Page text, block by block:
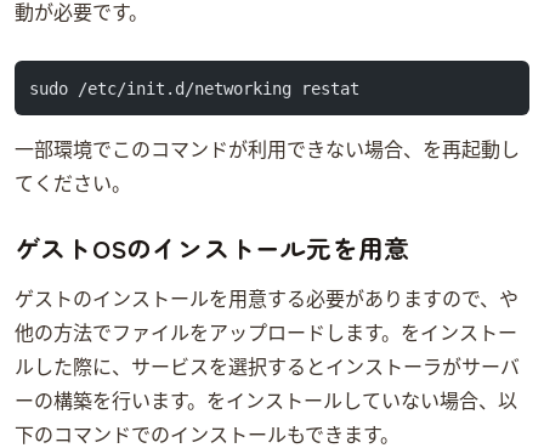
動が必要です。
sudo /etc/init.d/networking restat
一部環境でこのコマンドが利用できない場合、Linxuを再起動し
てください。
ゲストOSのインストール元を用意
ゲストOSのインストールISOを用意する必要がありますので、sftpや
他の方法でISOファイルをアップロードします。Ubuntu Serverをインストー
ルした際に、サービスOpenSSHを選択するとインストーラがSSHサーバ
ーの構築を行います。OpenSSHをインストールしていない場合、以
下のコマンドでのインストールもできます。